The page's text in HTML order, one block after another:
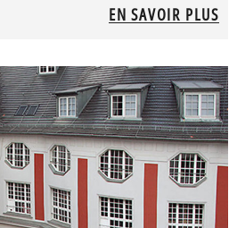
EN SAVOIR PLUS